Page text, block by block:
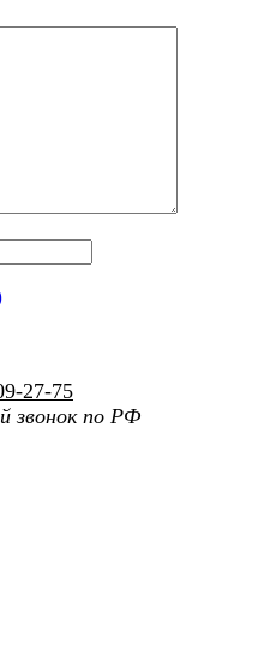
27-75
звонок по РФ